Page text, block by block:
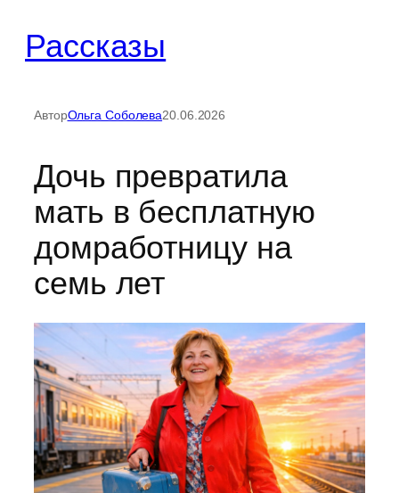
содержимому
Рассказы
АвторОльга Соболева20.06.2026
Дочь превратила
мать в бесплатную
домработницу на
семь лет